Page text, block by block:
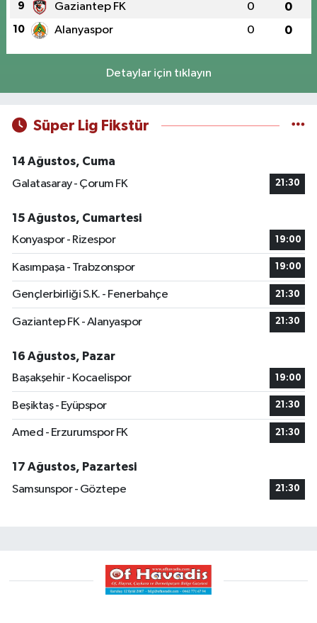
9 Gaziantep FK 0 0
10 Alanyaspor 0 0
Detaylar için tıklayın
Süper Lig Fikstür
14 Ağustos, Cuma
Galatasaray - Çorum FK
21:30
15 Ağustos, Cumartesi
Konyaspor - Rizespor
19:00
Kasımpaşa - Trabzonspor 19:00
Gençlerbirliği S.K. - Fenerbahçe 21:30
Gaziantep FK - Alanyaspor 21:30
16 Ağustos, Pazar
Başakşehir - Kocaelispor
19:00
Beşiktaş - Eyüpspor 21:30
Amed - Erzurumspor FK 21:30
17 Ağustos, Pazartesi
Samsunspor - Göztepe
21:30